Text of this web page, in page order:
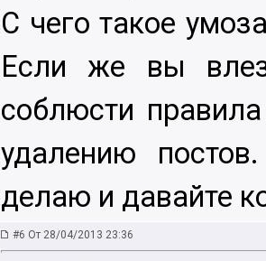
С чего такое
Если же вы
соблюсти
удалению
делаю и давайте
#6 От 28/04/2013 23:36